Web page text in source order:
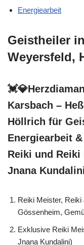
Energiearbeit
Geistheiler
Weyersfeld,
Karsbach –
Höllrich für
Energiearbeit
Reiki und Reiki
Jnana
Reiki Meister,
Gössenheim,
Exklusive Reiki
Jnana Kundalini)